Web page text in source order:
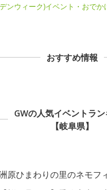
ンウィーク)イベント・おでか
おすすめ情報
GWの人気イベントラ
【岐阜県】
原ひまわりの里のネモフ